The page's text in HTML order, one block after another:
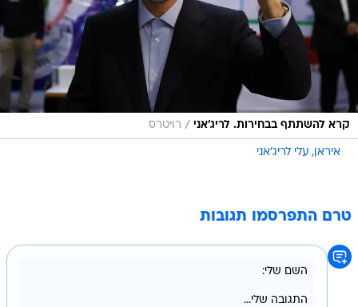
קרא להשתתף בבחירות. לריג'אני / רויטרס
איראן עלי לריג'אני
טרם התפרסמו תגובות